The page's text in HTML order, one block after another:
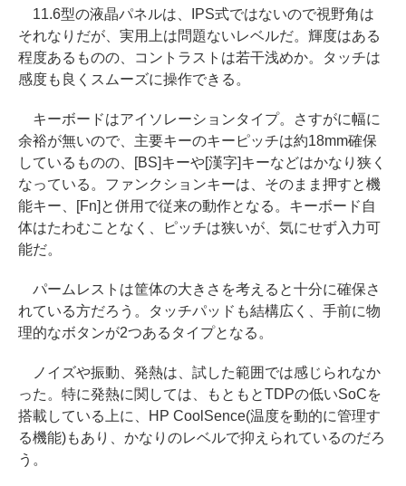
11.6型の液晶パネルは、IPS式ではないので視野角は
それなりだが、実用上は問題ないレベルだ。輝度はある
程度あるものの、コントラストは若干浅めか。タッチは
感度も良くスムーズに操作できる。
キーボードはアイソレーションタイプ。さすがに幅に
余裕が無いので、主要キーのキーピッチは約18mm確保
しているものの、[BS]キーや[漢字]キーなどはかなり狭く
なっている。ファンクションキーは、そのまま押すと機
能キー、[Fn]と併用で従来の動作となる。キーボード自
体はたわむことなく、ピッチは狭いが、気にせず入力可
能だ。
パームレストは筐体の大きさを考えると十分に確保さ
れている方だろう。タッチパッドも結構広く、手前に物
理的なボタンが2つあるタイプとなる。
ノイズや振動、発熱は、試した範囲では感じられなか
った。特に発熱に関しては、もともとTDPの低いSoCを
搭載している上に、HP CoolSence(温度を動的に管理す
る機能)もあり、かなりのレベルで抑えられているのだろ
う。